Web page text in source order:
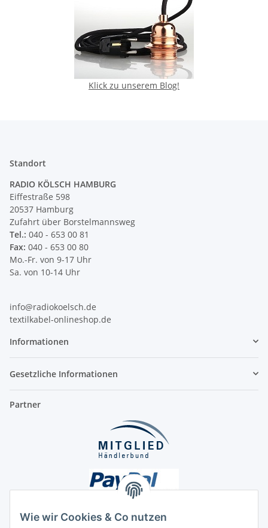
Wie wir Cookies & Co nutzen
Klick zu unserem Blog!
Standort
RADIO KÖLSCH HAMBURG
Eiffestraße 598
20537 Hamburg
Zufahrt über Borstelmannsweg
Tel.: 040 - 653 00 81
Fax: 040 - 653 00 80
Mo.-Fr. von 9-17 Uhr
Sa. von 10-14 Uhr
info@radiokoelsch.de
textilkabel-onlineshop.de
Informationen
Gesetzliche Informationen
Partner